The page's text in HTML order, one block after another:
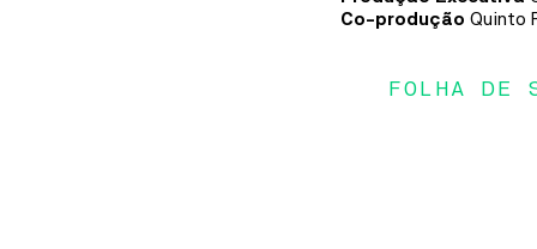
Co-produçãoQuinto
FOLHA DE